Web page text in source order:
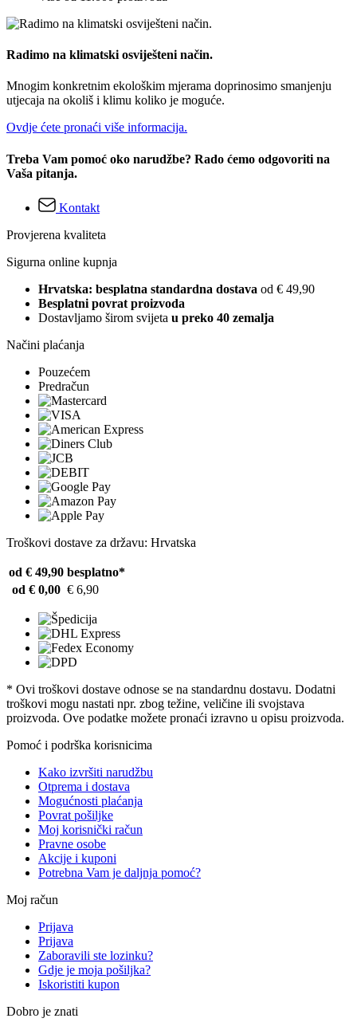
Radimo na klimatski osviješteni način.
Mnogim konkretnim ekološkim mjerama doprinosimo smanjenju
utjecaja na okoliš i klimu koliko je moguće.
Ovdje ćete pronaći više informacija.
Treba Vam pomoć oko narudžbe? Rado ćemo odgovoriti na
Vaša pitanja.
Kontakt
Provjerena kvaliteta
Sigurna online kupnja
Hrvatska: besplatna standardna dostava od € 49,90
Besplatni povrat proizvoda
Dostavljamo širom svijeta u preko 40 zemalja
Načini plaćanja
Pouzećem
Predračun
Troškovi dostave za državu: Hrvatska
od € 49,90 besplatno*
od € 0,00 € 6,90
* Ovi troškovi dostave odnose se na standardnu ​​dostavu. Dodatni
troškovi mogu nastati npr. zbog težine, veličine ili svojstava
proizvoda. Ove podatke možete pronaći izravno u opisu proizvoda.
Pomoć i podrška korisnicima
Kako izvršiti narudžbu
Otprema i dostava
Mogućnosti plaćanja
Povrat pošiljke
Moj korisnički račun
Pravne osobe
Akcije i kuponi
Potrebna Vam je daljnja pomoć?
Moj račun
Prijava
Prijava
Zaboravili ste lozinku?
Gdje je moja pošiljka?
Iskoristiti kupon
Dobro je znati